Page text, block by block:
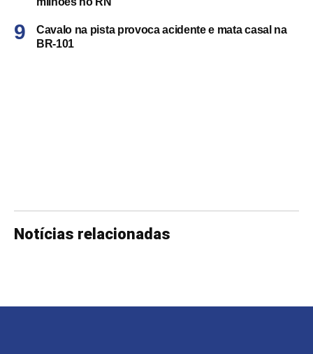
Cavalo na pista provoca acidente e mata casal na
BR-101
Notícias relacionadas